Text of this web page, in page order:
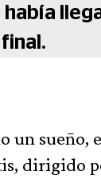
final.
un sueño,
dirigido